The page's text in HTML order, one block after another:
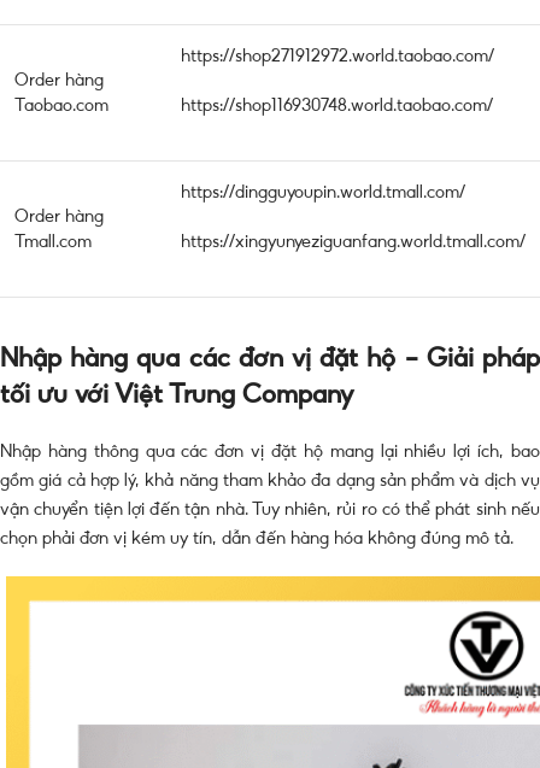
Order hàng
Taobao.com
https://shop271912972.world.taobao.com/
https://shop116930748.world.taobao.com/
Order hàng
Tmall.com
https://dingguyoupin.world.tmall.com/
https://xingyunyeziguanfang.world.tmall.com/
Nhập hàng qua các đơn vị đặt hộ – Giải pháp
tối ưu với Việt Trung Company
Nhập hàng thông qua các đơn vị đặt hộ mang lại nhiều lợi ích, bao
gồm giá cả hợp lý, khả năng tham khảo đa dạng sản phẩm và dịch vụ
vận chuyển tiện lợi đến tận nhà. Tuy nhiên, rủi ro có thể phát sinh nếu
chọn phải đơn vị kém uy tín, dẫn đến hàng hóa không đúng mô tả.